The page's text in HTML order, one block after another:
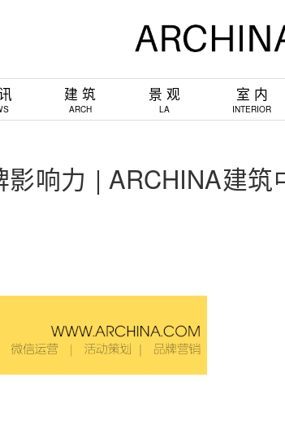
建 筑
ARCH
景 观
LA
室 内
INTERIOR
响力 | ARCHINA建筑